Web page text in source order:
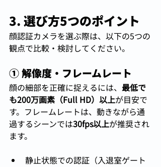
3. 選び方5つのポイント
顔認証カメラを選ぶ際は、以下の5つの
観点で比較・検討してください。
① 解像度・フレームレート
顔の細部を正確に捉えるには、 最低で
も200万画素（Full HD）以上が目安で
す。フレームレートは、動きながら通
過するシーンでは30fps以上が推奨され
ます。
静止状態での認証（入退室ゲート